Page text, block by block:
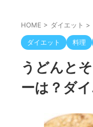
HOME > ダイエット >
ダイエット 料理
うどんと
ーは？ダ